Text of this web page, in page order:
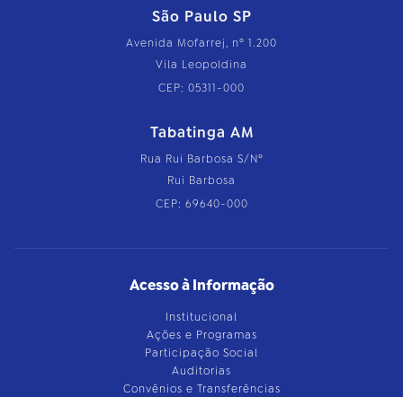
São Paulo SP
Avenida Mofarrej, nº 1.200
Vila Leopoldina
CEP: 05311-000
Tabatinga AM
Rua Rui Barbosa S/Nº
Rui Barbosa
CEP: 69640-000
Acesso à Informação
Institucional
Ações e Programas
Participação Social
Auditorias
Convênios e Transferências